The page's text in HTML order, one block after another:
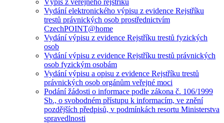
Vydání elektronického výpisu z evidence Rejstříku
trestů právnických osob prostřednictvím
CzechPOINT@home
Vydání výpisu z evidence Rejstříku trestů fyzických
osob
Vydání výpisu z evidence Rejstříku trestů právnických
osob fyzickým osobám
Vydání výpisu a opisu z evidence Rejstříku trestů
právnických osob orgánům veřejné moci
Podání žádosti o informace podle zákona č. 106/1999
Sb., o svobodném přístupu k informacím, ve znění
pozdějších předpisů, v podmínkách resortu Ministerstva
spravedlnosti